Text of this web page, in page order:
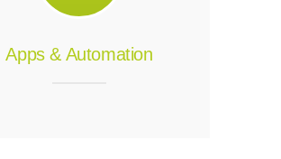
Apps & Automation